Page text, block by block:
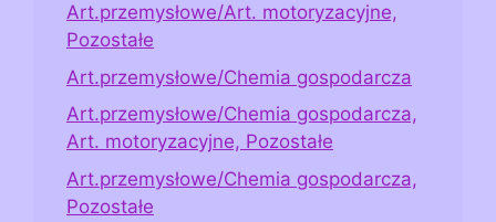
Art.przemysłowe/Art. motoryzacyjne,
Pozostałe
Art.przemysłowe/Chemia gospodarcza
Art.przemysłowe/Chemia gospodarcza,
Art. motoryzacyjne, Pozostałe
Art.przemysłowe/Chemia gospodarcza,
Pozostałe